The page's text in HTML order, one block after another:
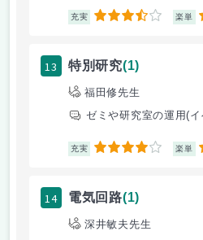
充実 3.5 楽単
13 特別研究(1)
福田修先生
ゼミや研究室の運用(
充実 4 楽単
14 電気回路(1)
深井敏夫先生